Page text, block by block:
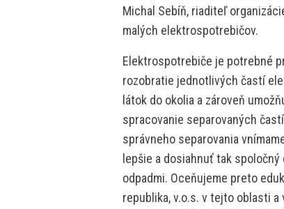
Michal Sebíň, riaditeľ
malých elektrospotrebičov.
Elektrospotrebiče je potrebné
rozobratie jednotlivých častí
látok do okolia a zároveň
spracovanie separovaných
správneho separovania
lepšie a dosiahnuť tak
odpadmi. Oceňujeme preto
republika, v.o.s. v tejto oblasti